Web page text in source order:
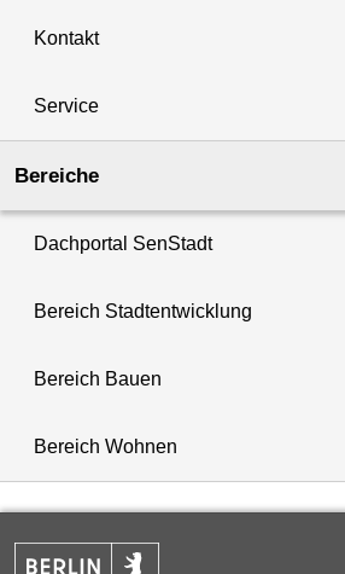
Kontakt
Service
Bereiche
Dachportal SenStadt
Bereich Stadtentwicklung
Bereich Bauen
Bereich Wohnen